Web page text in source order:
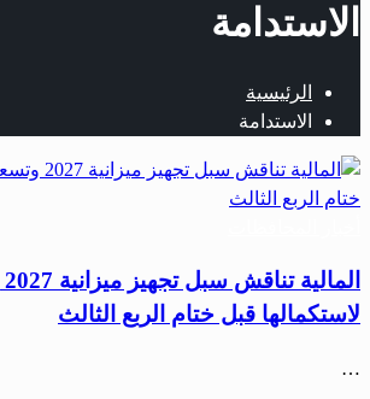
الاستدامة
الرئيسية
الاستدامة
لاستكمالها قبل ختام الربع الثالث
…